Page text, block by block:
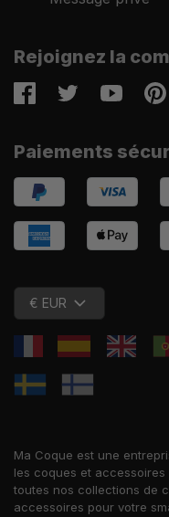
Rejoignez la
FacebookTwitterYoutube
Paiements
€ EUR
Ma Coque est une
les coques et
toutes nos collections de
accessoires pour votre